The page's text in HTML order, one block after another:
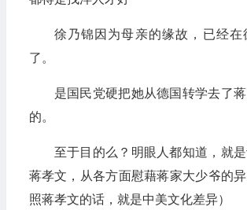
徐乃锦因为母亲的缘故，已经在
了。
是国民党硬把她从德国转学去了
的。
至于目的么？明眼人都知道，就
蒋孝文，从各方面慰藉蒋家大少爷的
照蒋孝文的话，就是中美文化差异）